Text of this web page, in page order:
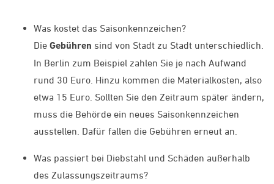
Was kostet das Saisonkennzeichen?
Die Gebühren sind von Stadt zu Stadt unterschiedlich.
In Berlin zum Beispiel zahlen Sie je nach Aufwand
rund 30 Euro. Hinzu kommen die Materialkosten, also
etwa 15 Euro. Sollten Sie den Zeitraum später ändern,
muss die Behörde ein neues Saisonkennzeichen
ausstellen. Dafür fallen die Gebühren erneut an.
Was passiert bei Diebstahl und Schäden außerhalb
des Zulassungszeitraums?